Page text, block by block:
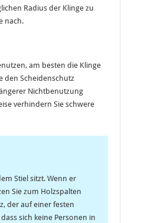
Radius der Klinge zu
nach.
am besten die Klinge
den Scheidenschutz
Nichtbenutzung
verhindern Sie schwere
Stiel sitzt. Wenn er
Sie zum Holzspalten
der auf einer festen
sich keine Personen in